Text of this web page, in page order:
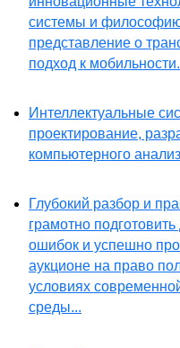
системы и
представление о
подход к
Интеллектуальные
проектирование,
компьютерного
Глубокий разбор и
грамотно
ошибок и успешно
аукционе на право
условиях
среды...